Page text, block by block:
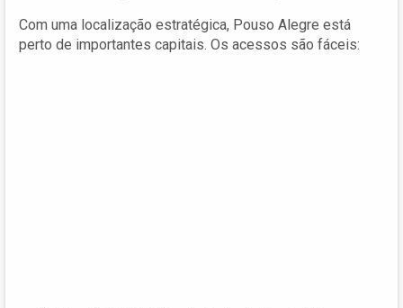
Com uma localização estratégica, Pouso Alegre está
perto de importantes capitais. Os acessos são fáceis: